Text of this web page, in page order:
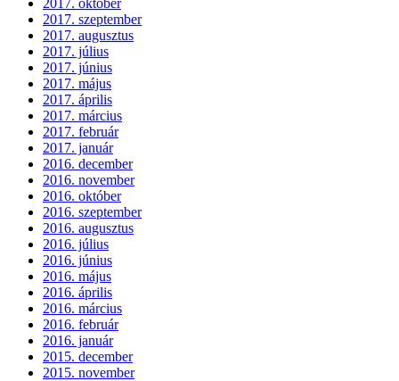
2017. szeptember
2017. augusztus
2017. július
2017. június
2017. május
2017. április
2017. március
2017. február
2017. január
2016. december
2016. november
2016. október
2016. szeptember
2016. augusztus
2016. július
2016. június
2016. május
2016. április
2016. március
2016. február
2016. január
2015. december
2015. november